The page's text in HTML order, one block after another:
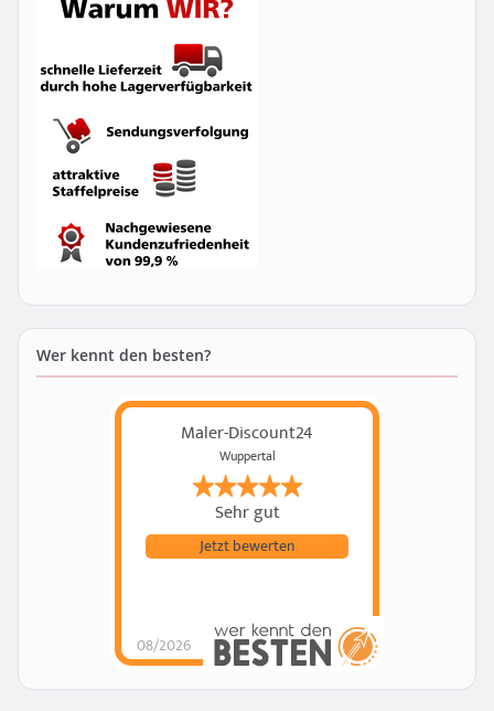
Wer kennt den besten?
Maler-Discount24
Wuppertal
Sehr gut
08/2026
Jetzt bewerten